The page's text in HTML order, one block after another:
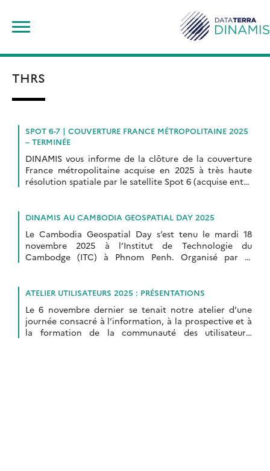
content
THRS
SPOT 6-7 | COUVERTURE FRANCE MÉTROPOLITAINE 2025
– TERMINÉE
DINAMIS vous informe de la clôture de la couverture
France métropolitaine acquise en 2025 à très haute
résolution spatiale par le satellite Spot 6 (acquise entre
DINAMIS AU CAMBODIA GEOSPATIAL DAY 2025
Le Cambodia Geospatial Day s’est tenu le mardi 18
novembre 2025 à l’Institut de Technologie du
Cambodge (ITC) à Phnom Penh. Organisé par le
ATELIER UTILISATEURS 2025 : PRÉSENTATIONS
Le 6 novembre dernier se tenait notre atelier d’une
journée consacré à l’information, à la prospective et à
la formation de la communauté des utilisateurs.